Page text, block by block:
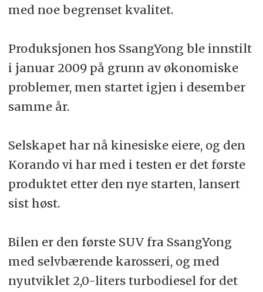
med noe begrenset kvalitet.
Produksjonen hos SsangYong ble innstilt
i januar 2009 på grunn av økonomiske
problemer, men startet igjen i desember
samme år.
Selskapet har nå kinesiske eiere, og den
Korando vi har med i testen er det første
produktet etter den nye starten, lansert
sist høst.
Bilen er den første SUV fra SsangYong
med selvbærende karosseri, og med
nyutviklet 2,0-liters turbodiesel for det